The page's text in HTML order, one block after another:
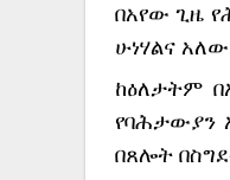
በአየው ጊዜ
ሁነሃልና
ከዕለታትም
የባሕታውያን
በጸሎት